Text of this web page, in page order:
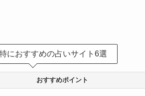
におすすめの占いサイト6選
おすすめポイント